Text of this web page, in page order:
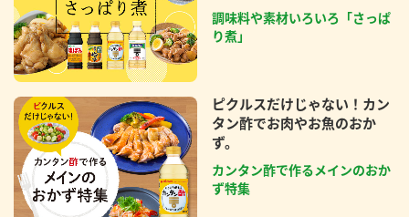
調味料や素材いろいろ「さっぱ
り煮」
ピクルスだけじゃない！カン
タン酢でお肉やお魚のおか
ず。
カンタン酢で作るメインのおか
ず特集